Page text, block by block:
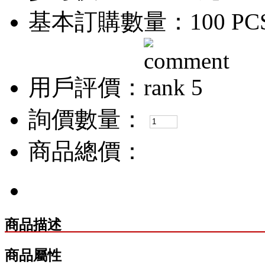
基本訂購數量：100
用戶評價：
詢價數量：
商品總價：
商品描述
商品屬性